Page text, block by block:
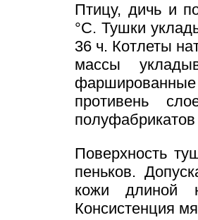
Птицу, дичь и
°С. Тушки
36 ч. Котлеты
массы
противень
Поверхность
пеньков.
кожи длиной
Консистенция